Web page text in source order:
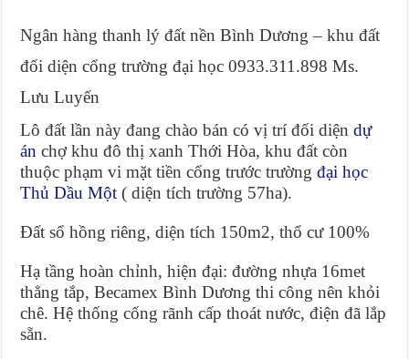
Ngân hàng thanh lý đất nền Bình Dương – khu đất
đối diện cổng trường đại học 0933.311.898 Ms.
Lưu Luyến
Lô đất lần này đang chào bán có vị trí đối diệndự
án chợ khu đô thị xanh Thới Hòa, khu đất còn
thuộc phạm vi mặt tiền cổng trước trườngđại học
Thủ Dầu Một ( diện tích trường 57ha).
Đất sổ hồng riêng, diện tích 150m2, thổ cư 100%
Hạ tầng hoàn chỉnh, hiện đại: đường nhựa 16met
thẳng tắp, Becamex Bình Dương thi công nên khỏi
chê. Hệ thống cống rãnh cấp thoát nước, điện đã lắp
sẵn.